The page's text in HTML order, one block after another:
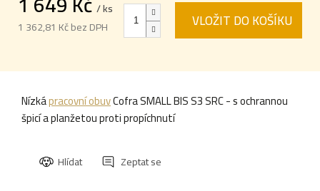
/ ks
1 362,81 Kč bez DPH
VLOŽIT DO KOŠÍKU
Nízkápracovní obuvCofra SMALL BIS S3 SRC - s ochrannou
špicí a planžetou proti propíchnutí
Zeptat se
Hlídat